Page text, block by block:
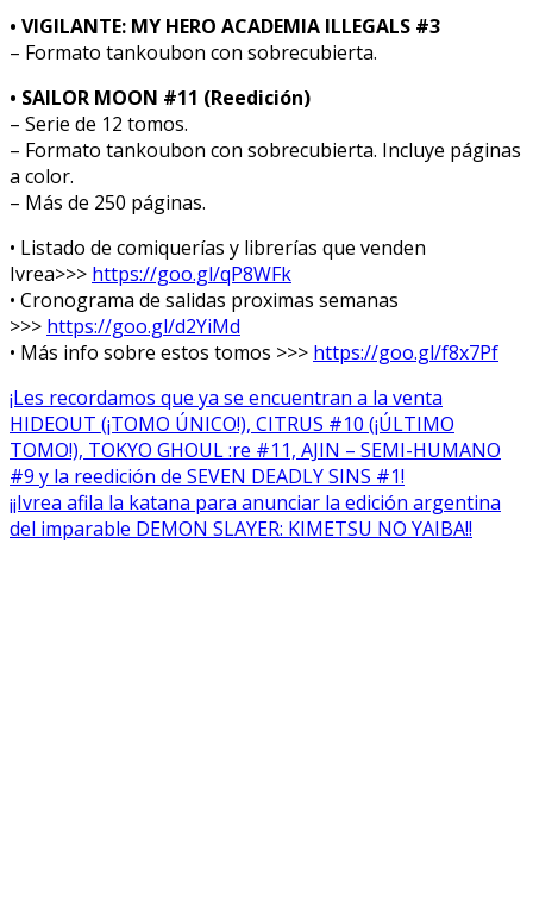
• VIGILANTE: MY HERO ACADEMIA ILLEGALS #3
– Formato tankoubon con sobrecubierta.
• SAILOR MOON #11 (Reedición)
– Serie de 12 tomos.
– Formato tankoubon con sobrecubierta. Incluye páginas
a color.
– Más de 250 páginas.
• Listado de comiquerías y librerías que venden
Ivrea>>> https://goo.gl/qP8WFk
• Cronograma de salidas proximas semanas
>>> https://goo.gl/d2YiMd
• Más info sobre estos tomos >>> https://goo.gl/f8x7Pf
Navegación
de
entradas
¡Les recordamos que ya se encuentran a la venta
HIDEOUT (¡TOMO ÚNICO!), CITRUS #10 (¡ÚLTIMO
TOMO!), TOKYO GHOUL :re #11, AJIN – SEMI-HUMANO
#9 y la reedición de SEVEN DEADLY SINS #1!
¡¡Ivrea afila la katana para anunciar la edición argentina
del imparable DEMON SLAYER: KIMETSU NO YAIBA!!